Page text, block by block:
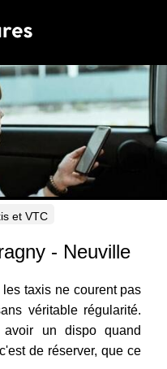
de voiture
et VTC
- Neuville
taxis ne courent pas
véritable régularité.
un dispo quand
de réserver, que ce